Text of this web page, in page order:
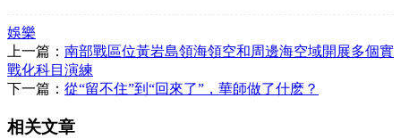
娛樂
上一篇： 南部戰區位黃岩島領海領空和周邊海空域開展多個實
戰化科目演練
下一篇： 從“留不住”到“回來了”，華師做了什麽？
相关文章